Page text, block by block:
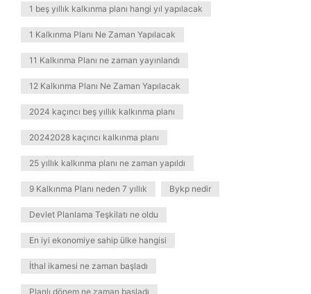
1 beş yıllık kalkınma planı hangi yıl yapılacak
1 Kalkınma Planı Ne Zaman Yapılacak
11 Kalkınma Planı ne zaman yayınlandı
12 Kalkınma Planı Ne Zaman Yapılacak
2024 kaçıncı beş yıllık kalkınma planı
20242028 kaçıncı kalkınma planı
25 yıllık kalkınma planı ne zaman yapıldı
9 Kalkınma Planı neden 7 yıllık Bykp nedir
Devlet Planlama Teşkilatı ne oldu
En iyi ekonomiye sahip ülke hangisi
İthal ikamesi ne zaman başladı
Planlı dönem ne zaman başladı